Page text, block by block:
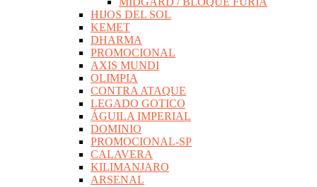
HIJOS DEL SOL
KEMET
DHARMA
PROMOCIONAL
AXIS MUNDI
OLIMPIA
CONTRA ATAQUE
LEGADO GOTICO
ÁGUILA IMPERIAL
DOMINIO
PROMOCIONAL-SP
CALAVERA
KILIMANJARO
ARSENAL